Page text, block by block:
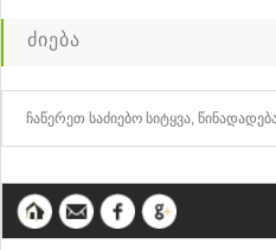
ძიება